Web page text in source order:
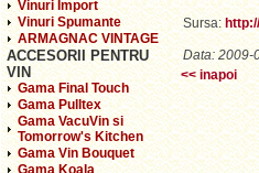
Vinuri Import
Vinuri Spumante
ARMAGNAC VINTAGE
ACCESORII PENTRU
VIN
Gama Final Touch
Gama Pulltex
Gama VacuVin si
Tomorrow's Kitchen
Gama Vin Bouquet
Gama Koala
Sursa:
Data: 2009-
<< inapoi